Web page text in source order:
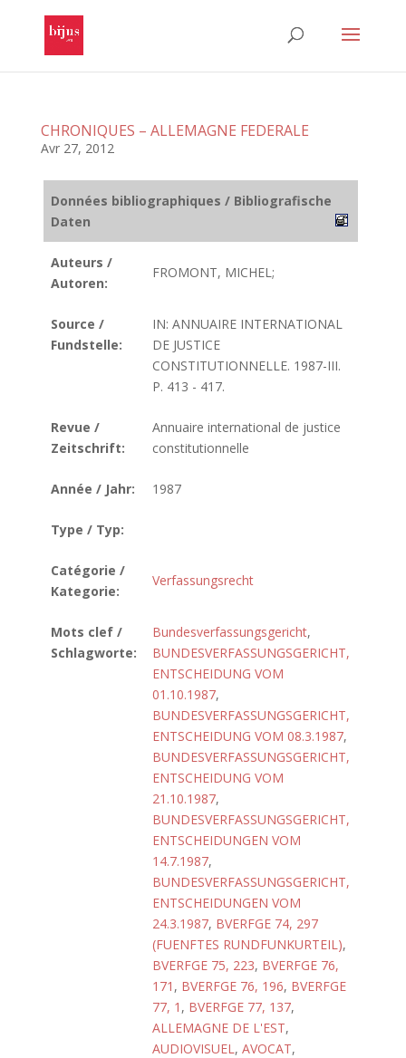
CHRONIQUES – ALLEMAGNE FEDERALE
Avr 27, 2012
Données bibliographiques / Bibliografische
Daten
Auteurs /
Autoren:
FROMONT, MICHEL;
Source /
Fundstelle:
IN: ANNUAIRE INTERNATIONAL
DE JUSTICE
CONSTITUTIONNELLE. 1987-III.
P. 413 - 417.
Revue /
Zeitschrift:
Annuaire international de justice
constitutionnelle
Année / Jahr: 1987
Type / Typ:
Catégorie /
Kategorie:
Verfassungsrecht
Mots clef /
Schlagworte:
Bundesverfassungsgericht,
BUNDESVERFASSUNGSGERICHT,
ENTSCHEIDUNG VOM
01.10.1987,
BUNDESVERFASSUNGSGERICHT,
ENTSCHEIDUNG VOM 08.3.1987,
BUNDESVERFASSUNGSGERICHT,
ENTSCHEIDUNG VOM
21.10.1987,
BUNDESVERFASSUNGSGERICHT,
ENTSCHEIDUNGEN VOM
14.7.1987,
BUNDESVERFASSUNGSGERICHT,
ENTSCHEIDUNGEN VOM
24.3.1987, BVERFGE 74, 297
(FUENFTES RUNDFUNKURTEIL),
BVERFGE 75, 223, BVERFGE 76,
171 , BVERFGE 76, 196, BVERFGE
77, 1 , BVERFGE 77, 137,
ALLEMAGNE DE L'EST,
AUDIOVISUEL, AVOCAT,